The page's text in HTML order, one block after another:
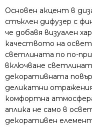
Основен акцент в
стъклен дифузер с
че добавя визуален
качеството на
светлината по по-
включване
декоративната
деликатни
комфортна
аплика не само в
декоративен